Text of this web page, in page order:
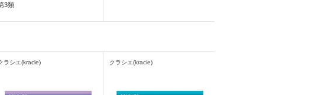
3類
ラシエ(kracie) クラシエ(kracie)